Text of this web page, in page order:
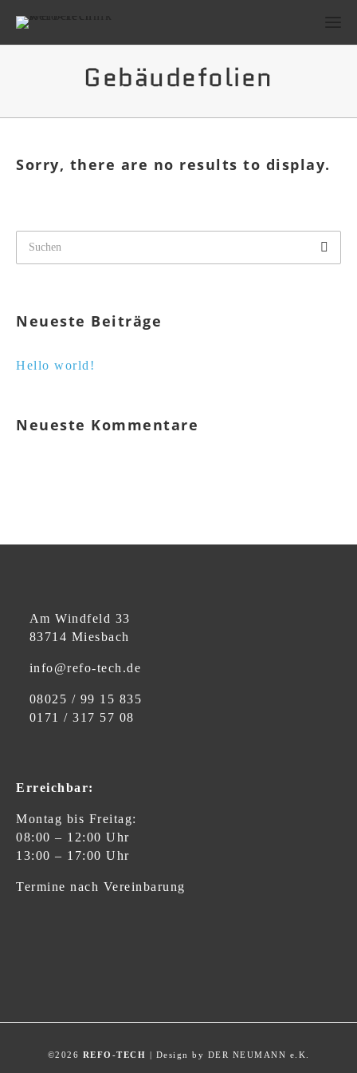
Gebäudefolien
Sorry, there are no results to display.
Neueste Beiträge
Hello world!
Neueste Kommentare
Am Windfeld 33
83714 Miesbach
info@refo-tech.de
08025 / 99 15 835
0171 / 317 57 08
Erreichbar:
Montag bis Freitag:
08:00 – 12:00 Uhr
13:00 – 17:00 Uhr
Termine nach Vereinbarung
©2026 REFO-TECH | Design by DER NEUMANN e.K.